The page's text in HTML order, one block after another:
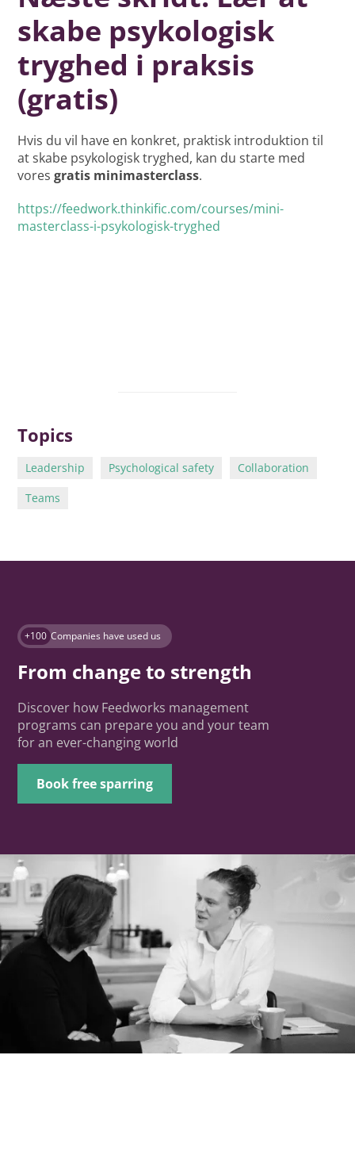
skabe psykologisk
tryghed i praksis
(gratis)
Hvis du vil have en konkret, praktisk introduktion til
at skabe psykologisk tryghed, kan du starte med
voresgratis minimasterclass.
https://feedwork.thinkific.com/courses/mini-
masterclass-i-psykologisk-tryghed
Topics
Leadership Psychological safety
Collaboration
Teams
+100 Companies have used us
From change to strength
Discover how Feedworks management
programs can prepare you and your team
for an ever-changing world
Book free sparring